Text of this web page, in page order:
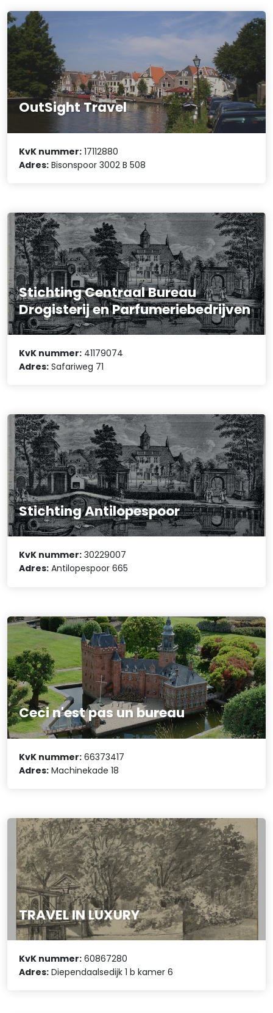
OutSight Travel
KvK nummer: 17112880
Adres: Bisonspoor 3002 B 508
Stichting Centraal Bureau
Drogisterij en Parfumeriebedrijven
KvK nummer: 41179074
Adres: Safariweg 71
Stichting Antilopespoor
KvK nummer: 30229007
Adres: Antilopespoor 665
Ceci n'est pas un bureau
KvK nummer: 66373417
Adres: Machinekade 18
TRAVEL IN LUXURY
KvK nummer: 60867280
Adres: Diependaalsedijk 1 b kamer 6